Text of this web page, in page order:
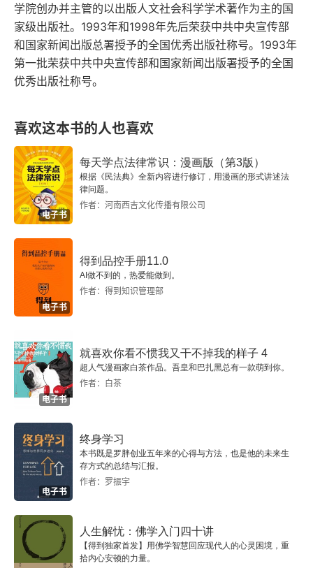
第十二章 夏之文化
第十三章 忠孝之兴
第十四章 洪范与五行
第十五章 汤之革命及伊尹之任
第十六章 殷商之文化
第十七章 传疑之制度
第十八章 周室之勃兴
第十九章 周之礼制
第二十章 文字与学术
第二十二章 周代之变迁
第二十三章 学术之分裂
第二十四章 老子与管子
第二十五章 孔子
第二十六章 孔门弟子
第二十七章 周末之变迁
第二十八章 诸子之学
学院创办并主管的以出版人文社会科学学术著作为主的国
家级出版社。1993年和1998年先后荣获中共中央宣传部
和国家新闻出版总署授予的全国优秀出版社称号。1993年
第一批荣获中共中央宣传部和国家新闻出版署授予的全国
优秀出版社称号。
喜欢这本书的人也喜欢
电子书
每天学点法律常识：漫画版（第3版）
根据《民法典》全新内容进行修订，用漫画的形式讲述法
律问题。
作者：河南西吉文化传播有限公司
电子书
得到品控手册11.0
AI做不到的，热爱能做到。
作者：得到知识管理部
电子书
就喜欢你看不惯我又干不掉我的样子 4
超人气漫画家白茶作品。吾皇和巴扎黑总有一款萌到你。
作者：白茶
电子书
终身学习
本书既是罗胖创业五年来的心得与方法，也是他的未来生
存方式的总结与汇报。
作者：罗振宇
人生解忧：佛学入门四十讲
【得到独家首发】用佛学智慧回应现代人的心灵困境，重
拾内心安顿的力量。